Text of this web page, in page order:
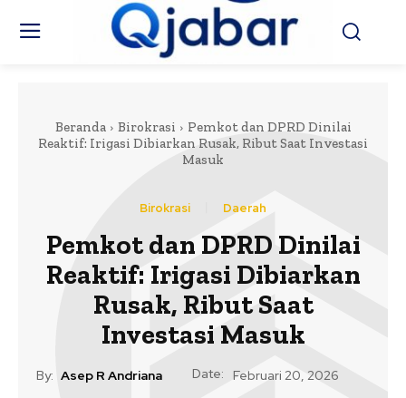
Beranda Birokrasi
Pemkot dan DPRD Dinilai
Reaktif: Irigasi Dibiarkan Rusak, Ribut Saat Investasi
Masuk
Birokrasi Daerah
Pemkot dan DPRD Dinilai
Reaktif: Irigasi Dibiarkan
Rusak, Ribut Saat
Investasi Masuk
By: Asep R Andriana Date: Februari 20, 2026